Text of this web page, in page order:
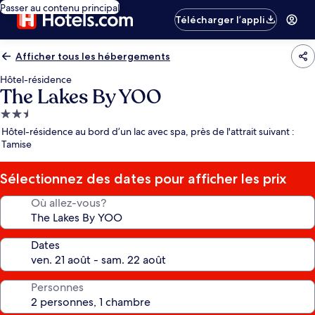
Passer au contenu principal
Télécharger l’appli
Afficher tous les hébergements
Hôtel-résidence
The Lakes By YOO
Hébergement
2.5 étoiles
Hôtel-résidence au bord d’un lac avec spa, près de l'attrait suivant :
Tamise
Sélectionnez des dates pour afficher les prix
Où allez-vous?
Dates
Personnes